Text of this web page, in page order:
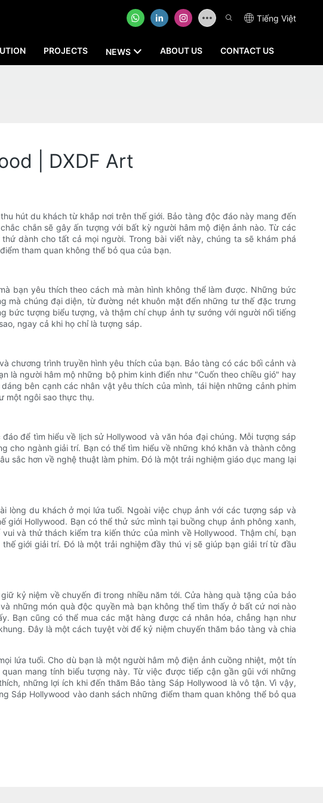
Tiếng Việt
PROJECTS NEWS ABOUT US CONTACT US
| DXDF Art
hút du khách từ khắp nơi trên thế giới. Bảo tàng độc đáo này mang đến
chắn sẽ gây ấn tượng với bất kỳ người hâm mộ điện ảnh nào. Từ các
dành cho tất cả mọi người. Trong bài viết này, chúng ta sẽ khám phá
tham quan không thể bỏ qua của bạn.
bạn yêu thích theo cách mà màn hình không thể làm được. Những bức
mà chúng đại diện, từ đường nét khuôn mặt đến những tư thế đặc trưng
bức tượng biểu tượng, và thậm chí chụp ảnh tự sướng với người nổi tiếng
ngay cả khi họ chỉ là tượng sáp.
chương trình truyền hình yêu thích của bạn. Bảo tàng có các bối cảnh và
là người hâm mộ những bộ phim kinh điển như "Cuốn theo chiều gió" hay
bên cạnh các nhân vật yêu thích của mình, tái hiện những cảnh phim
một ngôi sao thực thụ.
để tìm hiểu về lịch sử Hollywood và văn hóa đại chúng. Mỗi tượng sáp
ngành giải trí. Bạn có thể tìm hiểu về những khó khăn và thành công
sắc hơn về nghệ thuật làm phim. Đó là một trải nghiệm giáo dục mang lại
lòng du khách ở mọi lứa tuổi. Ngoài việc chụp ảnh với các tượng sáp và
Hollywood. Bạn có thể thử sức mình tại buồng chụp ảnh phông xanh,
và thử thách kiểm tra kiến ​​thức của mình về Hollywood. Thậm chí, bạn
giới giải trí. Đó là một trải nghiệm đầy thú vị sẽ giúp bạn giải trí từ đầu
kỷ niệm về chuyến đi trong nhiều năm tới. Cửa hàng quà tặng của bảo
những món quà độc quyền mà bạn không thể tìm thấy ở bất cứ nơi nào
Bạn cũng có thể mua các mặt hàng được cá nhân hóa, chẳng hạn như
Đây là một cách tuyệt vời để kỷ niệm chuyến thăm bảo tàng và chia
lứa tuổi. Cho dù bạn là một người hâm mộ điện ảnh cuồng nhiệt, một tín
mang tính biểu tượng này. Từ việc được tiếp cận gần gũi với những
những lợi ích khi đến thăm Bảo tàng Sáp Hollywood là vô tận. Vì vậy,
Sáp Hollywood vào danh sách những điểm tham quan không thể bỏ qua